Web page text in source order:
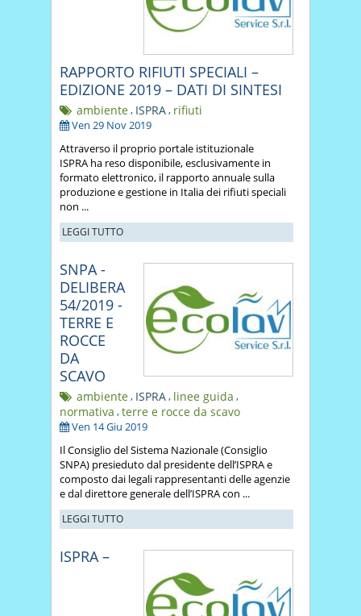
RAPPORTO RIFIUTI SPECIALI –
EDIZIONE 2019 – DATI DI SINTESI
ambiente, ISPRA, rifiuti
Ven 29 Nov 2019
Attraverso il proprio portale istituzionale
ISPRA ha reso disponibile, esclusivamente in
formato elettronico, il rapporto annuale sulla
produzione e gestione in Italia dei rifiuti speciali
non ...
LEGGI TUTTO
SNPA -
DELIBERA
54/2019 -
TERRE E
ROCCE
DA
SCAVO
ambiente, ISPRA, linee guida ,
normativa ,terre e rocce da scavo
Ven 14 Giu 2019
Il Consiglio del Sistema Nazionale (Consiglio
SNPA) presieduto dal presidente dell’ISPRA e
composto dai legali rappresentanti delle agenzie
e dal direttore generale dell’ISPRA con ...
LEGGI TUTTO
ISPRA –